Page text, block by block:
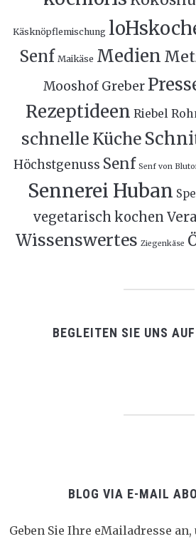
Käsknöpflemischung
Senf Maikäse Medien
Mooshof Greber
Rezeptideen Riebel
schnelle Küche
Höchstgenuss Senf Senf von
Sennerei Huban
vegetarisch kochen
Wissenswertes Ziegenkäse
BEGLEITEN SIE UNS
BLOG VIA E-MAIL
Geben Sie Ihre eMailadresse